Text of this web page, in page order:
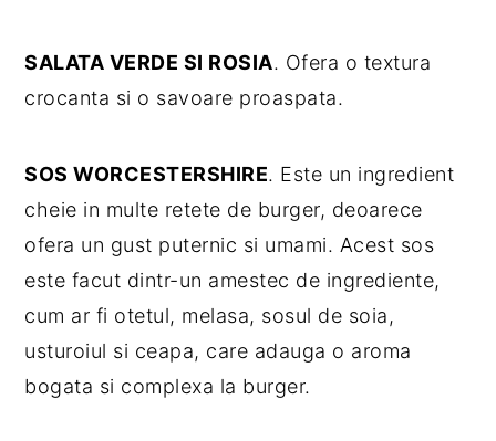
SALATA VERDE SI ROSIA. Ofera o textura
crocanta si o savoare proaspata.
SOS WORCESTERSHIRE. Este un ingredient
cheie in multe retete de burger, deoarece
ofera un gust puternic si umami. Acest sos
este facut dintr-un amestec de ingrediente,
cum ar fi otetul, melasa, sosul de soia,
usturoiul si ceapa, care adauga o aroma
bogata si complexa la burger.